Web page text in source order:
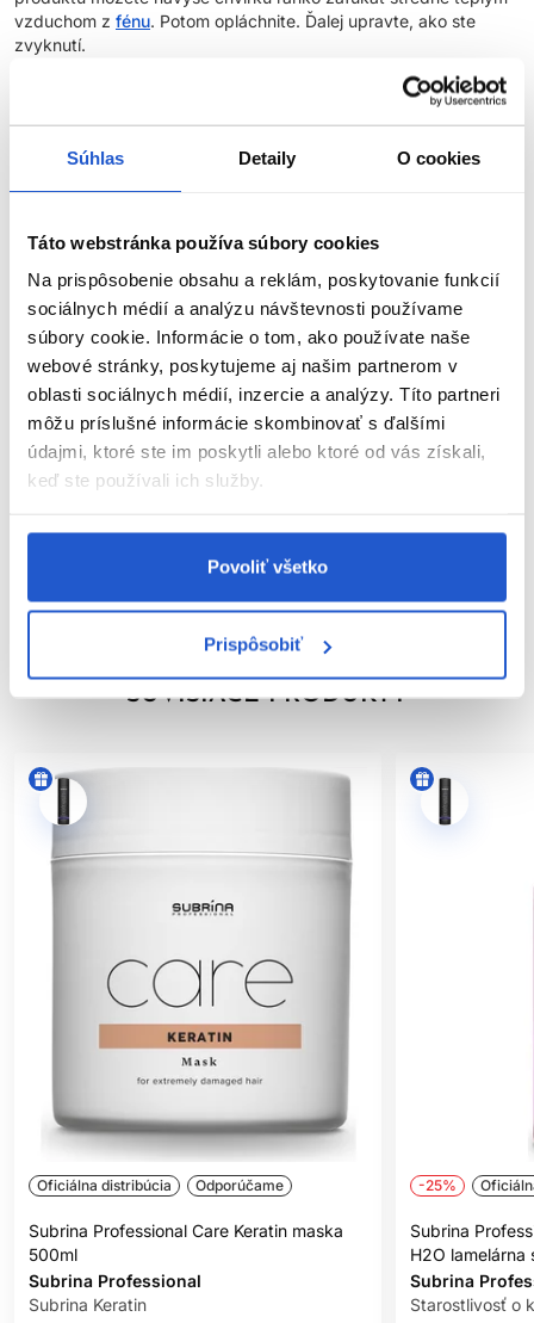
Súhlas Detaily O cookies
Táto webstránka používa súbory cookies
Na prispôsobenie obsahu a reklám, poskytovanie funkcií
sociálnych médií a analýzu návštevnosti používame
súbory cookie. Informácie o tom, ako používate naše
webové stránky, poskytujeme aj našim partnerom v
oblasti sociálnych médií, inzercie a analýzy. Títo partneri
môžu príslušné informácie skombinovať s ďalšími
údajmi, ktoré ste im poskytli alebo ktoré od vás získali,
keď ste používali ich služby.
Povoliť všetko
Prispôsobiť
vzduchom z fénu. Potom opláchnite. Ďalej upravte, ako ste
zvyknutí.
Pokiaľ volíte toto ošetrenie na vlasy, už neaplikujte
kondicionér. Nahrádza kondicionér.
v domácej starostlivosti o vlasy.
produktmi z radovFiber Infusion.
O rade:
Nadštandardný rad produktov Londa Professional prehĺbkovú
rekonštrukciua obnovu keratínu vo vlasových vláknach. Rad
Fiber Infusion zaisťuje až
97% ochranu pred lámaním
vlasov a
zameriava sa obnovu keratínu vo vlasoch zosvetlených alebo
výrazne narušených chemickými procesmi.
ZOBRAZIŤ VIAC
Parametre
Značka
SÚVISIACE PRODUKTY
Oficiálna distribúcia Odporúčame
Subrina Professional Care Keratin maska
500ml
Subrina Professional
Subrina Keratin
-25%
Subrina
H2O
Subrina
Starostlivosť o